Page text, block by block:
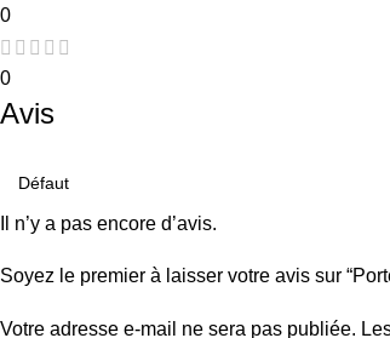
0
0
Avis
Il n’y a pas encore d’avis.
Soyez le premier à laisser votre avis sur
Votre adresse e-mail ne sera pas publiée.